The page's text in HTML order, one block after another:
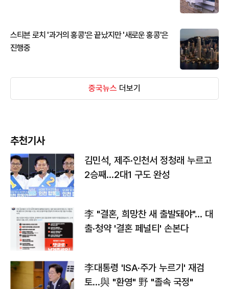
스티븐 로치 '과거의 홍콩'은 끝났지만 '새로운 홍콩'은
진행중
중국뉴스 더보기
추천기사
김민석, 제주·인천서 정청래 누르고
2승째…2대1 구도 완성
李 "결혼, 희망찬 새 출발돼야"… 대
출·청약 '결혼 페널티' 손본다
李대통령 'ISA·주가 누르기' 재검
토…與 "환영" 野 "졸속 국정"